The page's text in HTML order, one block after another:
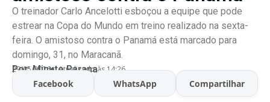
O treinador Carlo Ancelotti esboçou a equipe que pode
estrear na Copa do Mundo em treino realizado na sexta-
feira. O amistoso contra o Panamá está marcado para
domingo, 31, no Maracanã.
Por:Minuto Parana
29/05/2026 Atualizado às 14:26
Facebook WhatsApp Compartilhar